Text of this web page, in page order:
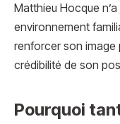
Matthieu Hocque
environnement
renforcer son image
crédibilité de son
Pourquoi